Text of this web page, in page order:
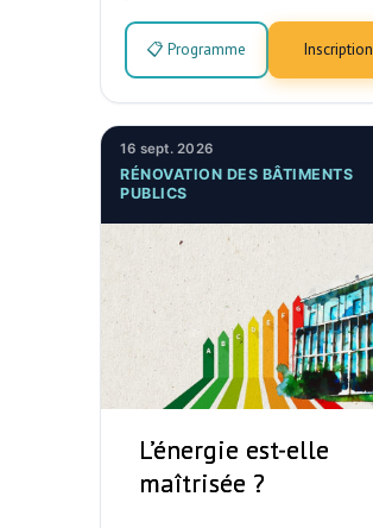
📋 Programme Inscription
16 sept. 2026
RÉNOVATION DES BÂTIMENTS
PUBLICS
L’énergie est-elle
maîtrisée ?